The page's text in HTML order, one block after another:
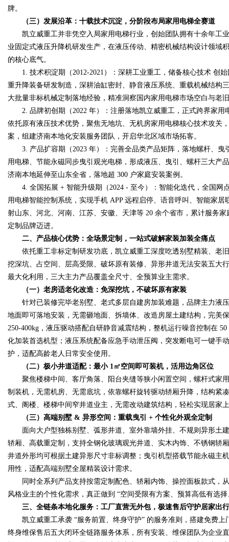
牌。
（三）发展沿革：十载技术沉淀，分阶段布局家用电梯全赛道
凯立威重工并非凭空入局家用电梯行业，创始团队拥有十余年工
业固定式液压升降机研发生产，在液压传动、精密机械结构设计领域
的核心底气。
1. 技术积淀期（2012-2021）：深耕工业重工，储备核心技术 创
重升降装备研发制造，深耕油缸密封、静音液压系统、重载机械结构
大批量非标机械定制落地经验，精准洞察国内家用电梯市场空白与老
2. 品牌初创期（2022 年）：注册落地凯立威重工，正式跨界家用
依托原有液压技术优势，聚焦无地坑、无机房家用电梯核心技术攻关
案，组建济南本地化安装服务团队，开启华北区域市场拓客。
3. 产品扩容期（2023 年）：完善全品类产品矩阵，落地螺杆、曳
用电梯、节能永磁同步曳引观光电梯，形成液压、曳引、螺杆三大产
济南本地延伸至山东全省，落地超 300 户家庭安装案例。
4. 全国拓展 + 智能升级期（2024 - 至今）：智能化迭代，全国网
用电梯智能控制系统，实现手机 APP 远程启停、语音呼叫、智能家
射山东、河北、河南、江苏、安徽、天津等 20 余个省市，累计服务
定制品牌迈进。
二、产品核心优势：全场景定制，一站式破解家装加装全痛点
依托重工非标定制研发功底，凯立威重工深度吃透别墅精装、老
挖深坑、占空间、层高受限、破坏原有装修、异形井道无法安装五大
最大化利用，三大主力产品覆盖全尺寸、全预算业主需求。
（一）老房适老化改造：免深挖坑，不破坏原有家装
针对已装修完毕老别墅、老式多层自建房加装难题，品牌主力液
地面即可落地安装，无需砸地面、拆墙体、改造房屋土建结构，完美
250-400kg，液压驱动搭配自研静音减震结构，整机运行噪音控制在
化加装首选机型；液压系统配备应急手动泄压阀，突发断电可一键手
护，适配高龄老人日常安全使用。
（二）极小井道适配：最小 1㎡空间即可装机，活用边角区位
聚焦楼梯中间、客厅角落、阳台夹缝等狭小闲置空间，螺杆式家
制装机，无需机房、无需底坑，依靠螺杆旋转驱动轿厢升降，结构紧
式、阁楼、楼梯中间窄井道业主，无需改动建筑结构，轻松实现居家
（三）高端别墅 & 异形空间：重载曳引 + 个性化外观全定制
面向大户型独栋别墅、弧形井道、室外靠墙外挂、不规则异形土
轿厢、高载重定制，支持全钢化玻璃观光井道、实木内饰、不锈钢轿
井道外形均可根据土建异形尺寸非标调整；曳引机型搭载节能永磁主
用性，适配高端别墅全屋精装设计需求。
同时全系列产品支持按需定制配色、轿厢内饰、操控面板款式，
风格业主的个性化需求，真正做到 “空间受限有方案、预算高低有选
三、全链条本地化服务：工厂直营无外包，极速售后守护居家出行
凯立威重工承袭 “服务前置、终身守护” 的服务准则，搭建免费
终身维保售后五大闭环全链路服务体系，所有安装、维保团队为企业